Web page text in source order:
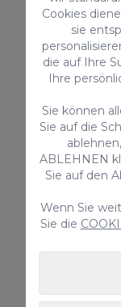
Ab nur
140,00
Cookies
sie
die auf Ihre
Ihre
Sie können
Sie auf die
ABLEHNEN
Sie auf den
Wenn Sie
Sie die